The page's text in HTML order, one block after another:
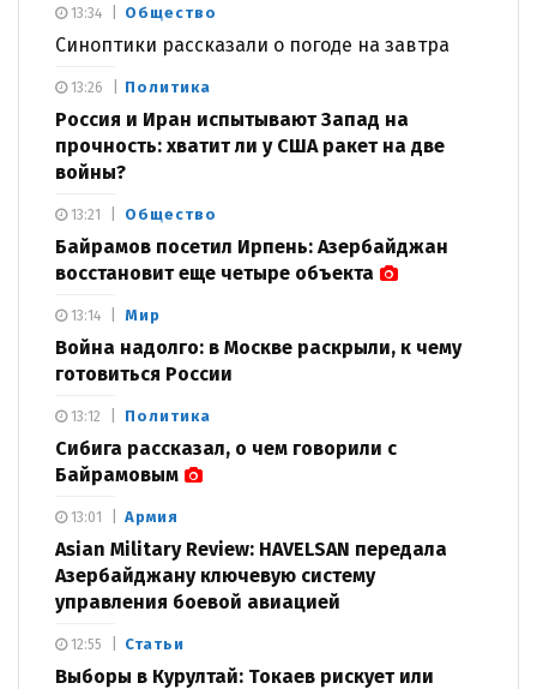
Общество
Синоптики рассказали о погоде на завтра
13:34
Политика
Россия и Иран испытывают Запад на
прочность: хватит ли у США ракет на две
войны?
13:26
Общество
Байрамов посетил Ирпень: Азербайджан
восстановит еще четыре объекта
13:21
Мир
Война надолго: в Москве раскрыли, к чему
готовиться России
13:14
Политика
Сибига рассказал, о чем говорили с
Байрамовым
13:12
Армия
Asian Military Review: HAVELSAN передала
Азербайджану ключевую систему
управления боевой авиацией
13:01
Статьи
Выборы в Курултай: Токаев рискует или
12:55